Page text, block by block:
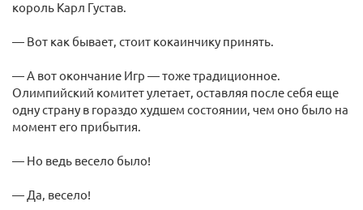
король Карл Густав.
— Вот как бывает, стоит кокаинчику принять.
— А вот окончание Игр — тоже традиционное.
Олимпийский комитет улетает, оставляя после себя еще
одну страну в гораздо худшем состоянии, чем оно было на
момент его прибытия.
— Но ведь весело было!
— Да, весело!